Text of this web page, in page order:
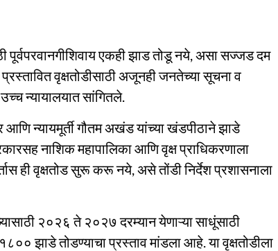
एकही झाड तोडू नये, असा सज्जड दम
वृक्षतोडीसाठी अजूनही जनतेच्या सूचना व
न्यायालयात सांगितले.
न्यायमूर्ती गौतम अखंड यांच्या खंडपीठाने झाडे
नाशिक महापालिका आणि वृक्ष प्राधिकरणाला
ही वृक्षतोड सुरू करू नये, असे तोंडी निर्देश प्रशासनाला
२०२६ ते २०२७ दरम्यान येणाऱ्या साधूंसाठी
झाडे तोडण्याचा प्रस्ताव मांडला आहे. या वृक्षतोडीला